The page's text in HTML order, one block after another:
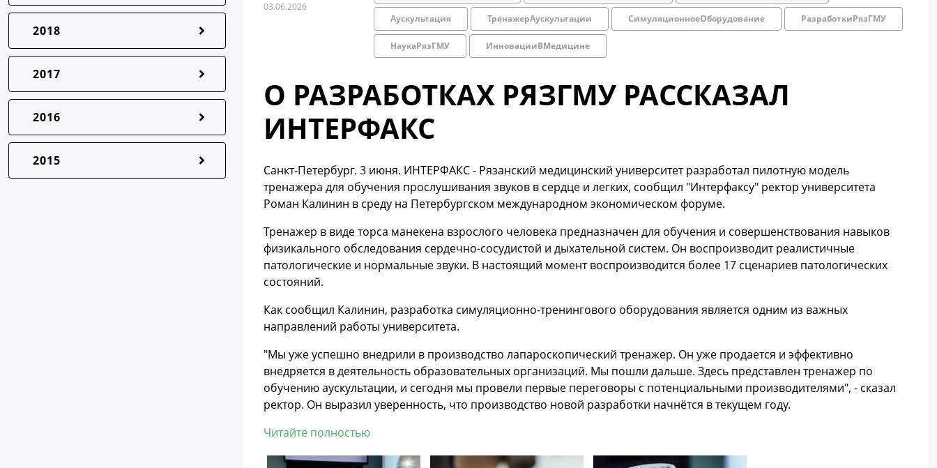
2018
2017
2016
2015
03.06.2026
Аускультация ТренажерАускультации СимуляционноеОборудование РазработкиРязГМУ
НаукаРязГМУ ИнновацииВМедицине
О РАЗРАБОТКАХ РЯЗГМУ РАССКАЗАЛ
ИНТЕРФАКС
Санкт-Петербург. 3 июня. ИНТЕРФАКС - Рязанский медицинский университет разработал пилотную модель
тренажера для обучения прослушивания звуков в сердце и легких, сообщил "Интерфаксу" ректор университета
Роман Калинин в среду на Петербургском международном экономическом форуме.
Тренажер в виде торса манекена взрослого человека предназначен для обучения и совершенствования навыков
физикального обследования сердечно-сосудистой и дыхательной систем. Он воспроизводит реалистичные
патологические и нормальные звуки. В настоящий момент воспроизводится более 17 сценариев патологических
состояний.
Как сообщил Калинин, разработка симуляционно-тренингового оборудования является одним из важных
направлений работы университета.
"Мы уже успешно внедрили в производство лапароскопический тренажер. Он уже продается и эффективно
внедряется в деятельность образовательных организаций. Мы пошли дальше. Здесь представлен тренажер по
обучению аускультации, и сегодня мы провели первые переговоры с потенциальными производителями", - сказал
ректор. Он выразил уверенность, что производство новой разработки начнётся в текущем году.
Читайте полностью